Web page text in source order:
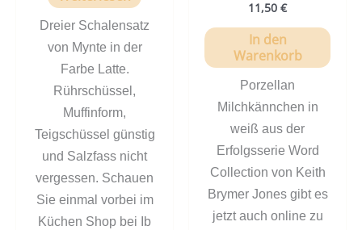
Dreier Schalensatz
von Mynte in der
Farbe Latte.
Rührschüssel,
Muffinform,
Teigschüssel günstig
und Salzfass nicht
vergessen. Schauen
Sie einmal vorbei im
Küchen Shop bei Ib
11,50 €
In den
Warenkorb
Porzellan
Milchkännchen in
weiß aus der
Erfolgsserie Word
Collection von Keith
Brymer Jones gibt es
jetzt auch online zu